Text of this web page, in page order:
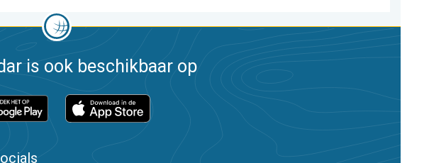
is ook beschikbaar op